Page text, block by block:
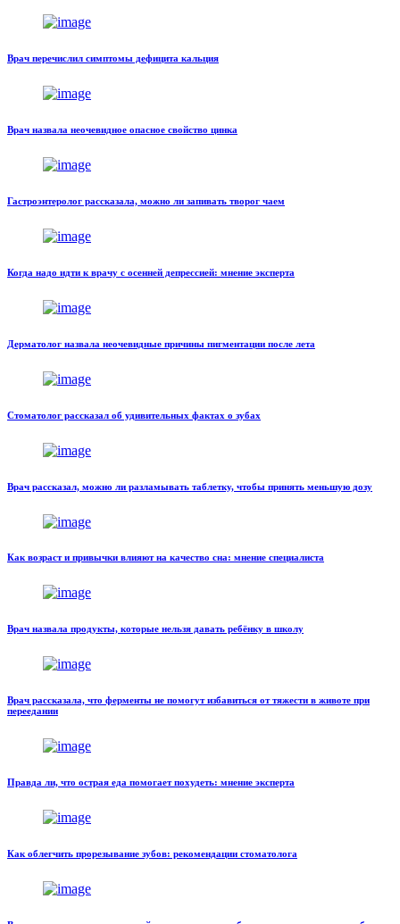
Врач перечислил симптомы дефицита кальция
Врач назвала неочевидное опасное свойство цинка
Гастроэнтеролог рассказала, можно ли запивать творог чаем
Когда надо идти к врачу с осенней депрессией: мнение эксперта
Дерматолог назвала неочевидные причины пигментации после лета
Стоматолог рассказал об удивительных фактах о зубах
Врач рассказал, можно ли разламывать таблетку, чтобы принять меньшую дозу
Как возраст и привычки влияют на качество сна: мнение специалиста
Врач назвала продукты, которые нельзя давать ребёнку в школу
Врач рассказала, что ферменты не помогут избавиться от тяжести в животе при
переедании
Правда ли, что острая еда помогает похудеть: мнение эксперта
Как облегчить прорезывание зубов: рекомендации стоматолога